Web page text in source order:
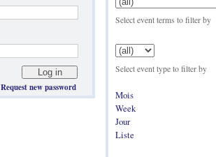
Request new password
Select event terms to filter by
Select event type to filter by
Mois
Week
Jour
Liste